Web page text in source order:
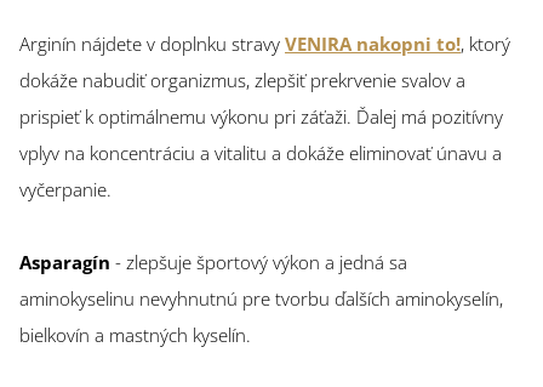
Arginín nájdete v doplnku stravy VENIRA nakopni to!, ktorý
dokáže nabudiť organizmus, zlepšiť prekrvenie svalov a
prispieť k optimálnemu výkonu pri záťaži. Ďalej má pozitívny
vplyv na koncentráciu a vitalitu a dokáže eliminovať únavu a
vyčerpanie.
Asparagín - zlepšuje športový výkon a jedná sa
aminokyselinu nevyhnutnú pre tvorbu ďalších aminokyselín,
bielkovín a mastných kyselín.